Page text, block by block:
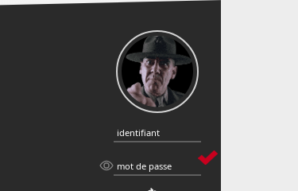
identifiant
identifiant
mot
mot de passe